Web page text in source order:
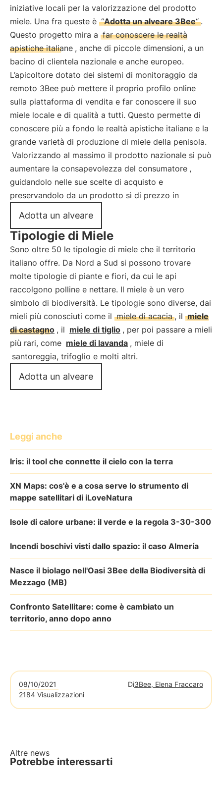
iniziative locali per la valorizzazione del prodotto
miele. Una fra queste è “Adotta un alveare 3Bee“ .
Questo progetto mira a far conoscere le realtà
apistiche italiane , anche di piccole dimensioni, a un
bacino di clientela nazionale e anche europeo.
L’apicoltore dotato dei sistemi di monitoraggio da
remoto 3Bee può mettere il proprio profilo online
sulla piattaforma di vendita e far conoscere il suo
miele locale e di qualità a tutti. Questo permette di
conoscere più a fondo le realtà apistiche italiane e la
grande varietà di produzione di miele della penisola.
Valorizzando al massimo il prodotto nazionale si può
aumentare la consapevolezza del consumatore ,
guidandolo nelle sue scelte di acquisto e
preservandolo da un prodotto sì di prezzo in
Adotta un alveare
Tipologie di Miele
Sono oltre 50 le tipologie di miele che il territorio
italiano offre. Da Nord a Sud si possono trovare
molte tipologie di piante e fiori, da cui le api
raccolgono polline e nettare. Il miele è un vero
simbolo di biodiversità. Le tipologie sono diverse, dai
mieli più conosciuti come il mieledi acacia , il miele
di castagno , il miele di tiglio , per poi passare a mieli
più rari, come miele di lavanda , miele di
santoreggia, trifoglio e molti altri.
Adotta un alveare
Leggi anche
Iris: il tool che connette il cielo con la terra
XN Maps: cos'è e a cosa serve lo strumento di
mappe satellitari di iLoveNatura
Isole di calore urbane: il verde e la regola 3-30-300
Incendi boschivi visti dallo spazio: il caso Almería
Nasce il biolago nell'Oasi 3Bee della Biodiversità di
Mezzago (MB)
Confronto Satellitare: come è cambiato un
territorio, anno dopo anno
08/10/2021 Di3Bee, Elena Fraccaro
2184 Visualizzazioni
Altre news
Potrebbe interessarti